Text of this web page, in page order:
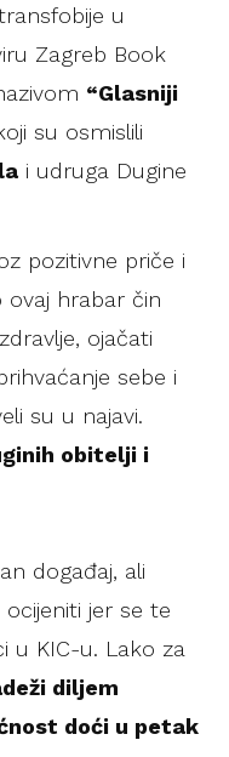
u
Zagreb Book
“Glasniji
su osmislili
i udruga Dugine
pozitivne priče i
ovaj hrabar čin
ojačati
sebe i
su u najavi.
obitelji i
događaj, ali
jer se te
u KIC-u. Lako za
diljem
doći u petak